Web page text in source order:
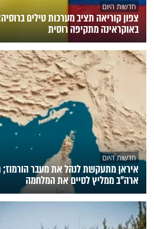
חדשות היום
צפון קוריאה תציב מערכות טילים
באוקראינה מתקיפה רוסית
חדשות היום
איראן מתעקשת לנהל את מעבר
ארה"ב ממליץ לסיים את המלחמה